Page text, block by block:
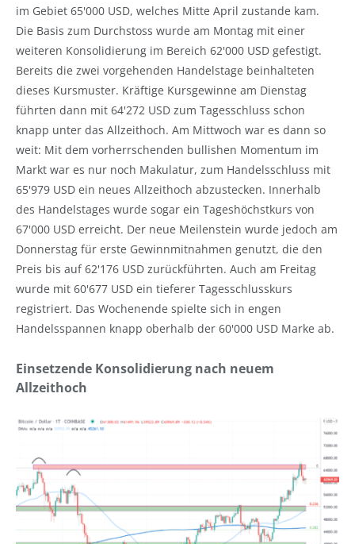
im Gebiet 65'000 USD, welches Mitte April zustande kam.
Die Basis zum Durchstoss wurde am Montag mit einer
weiteren Konsolidierung im Bereich 62'000 USD gefestigt.
Bereits die zwei vorgehenden Handelstage beinhalteten
dieses Kursmuster. Kräftige Kursgewinne am Dienstag
führten dann mit 64'272 USD zum Tagesschluss schon
knapp unter das Allzeithoch. Am Mittwoch war es dann so
weit: Mit dem vorherrschenden bullishen Momentum im
Markt war es nur noch Makulatur, zum Handelsschluss mit
65'979 USD ein neues Allzeithoch abzustecken. Innerhalb
des Handelstages wurde sogar ein Tageshöchstkurs von
67'000 USD erreicht. Der neue Meilenstein wurde jedoch am
Donnerstag für erste Gewinnmitnahmen genutzt, die den
Preis bis auf 62'176 USD zurückführten. Auch am Freitag
wurde mit 60'677 USD ein tieferer Tagesschlusskurs
registriert. Das Wochenende spielte sich in engen
Handelsspannen knapp oberhalb der 60'000 USD Marke ab.
Einsetzende Konsolidierung nach neuem
Allzeithoch